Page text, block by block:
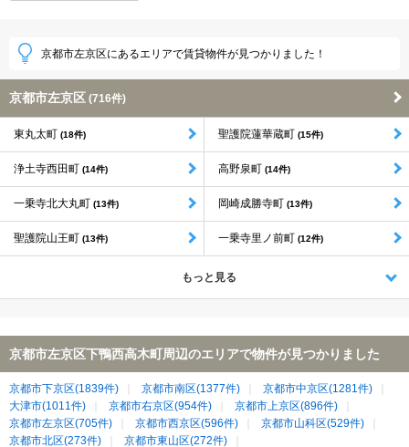
京都市左京区にあるエリアで賃貸物件が見つかりました！
京都市左京区 (716件)
東丸太町 (18件) 聖護院蓮華蔵町 (15件)
浄土寺西田町 (14件) 高野泉町 (14件)
一乗寺北大丸町 (13件) 岡崎成勝寺町 (13件)
聖護院山王町 (13件) 一乗寺里ノ前町 (12件)
もっと見る
京都市左京区下鴨西高木町周辺のエリアで物件が見つかりました
京都市下京区(1839件) 京都市南区(1377件)
京都市中京区(1281件)
大津市(1011件)
京都市右京区(954件)
京都市上京区(896件)
京都市左京区(705件)
京都市西京区(596件)
京都市山科区(529件)
京都市北区(273件)
京都市東山区(272件)